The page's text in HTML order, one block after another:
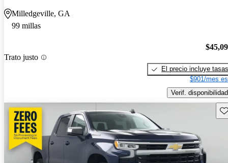
Milledgeville, GA
99 millas
Trato justo
El precio incluye tasas
$901/mes
Verif. disponibilidad